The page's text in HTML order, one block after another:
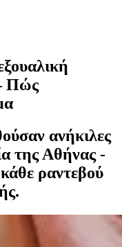
Πώς
ανήκιλες
της Αθήνας -
ραντεβού